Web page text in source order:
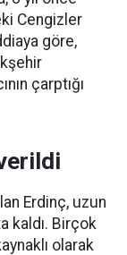
Cengizler
göre,
çarptığı
Erdinç, uzun
kaldı. Birçok
olarak